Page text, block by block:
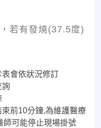
若有發燒(37.5度)
會依狀況修訂
詢
前10分鐘,為維護醫療
師可能停止現場掛號